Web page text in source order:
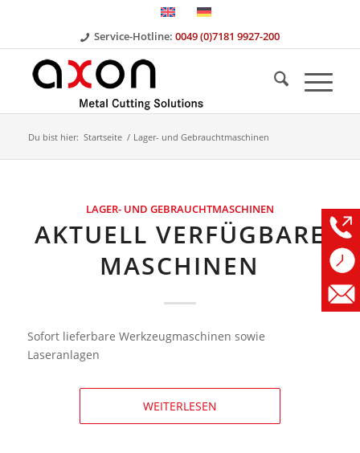
Service-Hotline:0049 (0)7181 9927-200
Du bist hier: Startseite / Lager- und Gebrauchtmaschinen
LAGER- UND GEBRAUCHTMASCHINEN
AKTUELL VERFÜGBARE
MASCHINEN
Sofort lieferbare Werkzeugmaschinen sowie
Laseranlagen
WEITERLESEN